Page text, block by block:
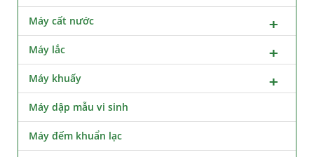
Máy cất nước
Máy lắc
Máy khuấy
Máy dập mẫu vi sinh
Máy đếm khuẩn lạc